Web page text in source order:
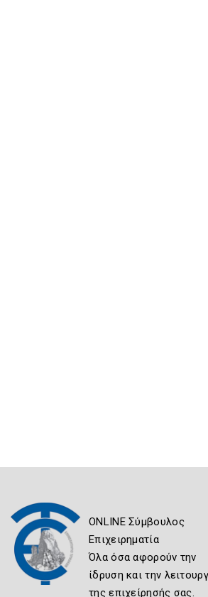
ONLINE Σύμβουλος
Επιχειρηματία
Όλα όσα αφορούν την
ίδρυση και την
της επιχείρησής σας.